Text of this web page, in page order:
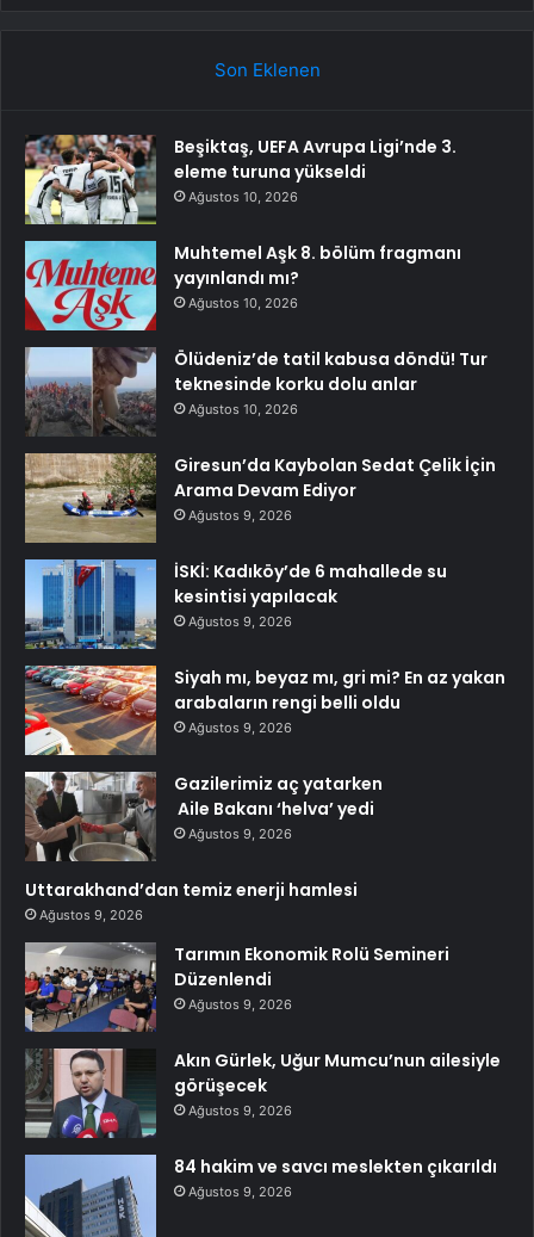
Son Eklenen
Beşiktaş, UEFA Avrupa Ligi’nde 3.
eleme turuna yükseldi
Ağustos 10, 2026
Muhtemel Aşk 8. bölüm fragmanı
yayınlandı mı?
Ağustos 10, 2026
Ölüdeniz’de tatil kabusa döndü! Tur
teknesinde korku dolu anlar
Ağustos 10, 2026
Giresun’da Kaybolan Sedat Çelik İçin
Arama Devam Ediyor
Ağustos 9, 2026
İSKİ: Kadıköy’de 6 mahallede su
kesintisi yapılacak
Ağustos 9, 2026
Siyah mı, beyaz mı, gri mi? En az yakan
arabaların rengi belli oldu
Ağustos 9, 2026
Gazilerimiz aç yatarken
Aile Bakanı ‘helva’ yedi
Ağustos 9, 2026
Uttarakhand’dan temiz enerji hamlesi
Ağustos 9, 2026
Tarımın Ekonomik Rolü Semineri
Düzenlendi
Ağustos 9, 2026
Akın Gürlek, Uğur Mumcu’nun ailesiyle
görüşecek
Ağustos 9, 2026
84 hakim ve savcı meslekten çıkarıldı
Ağustos 9, 2026